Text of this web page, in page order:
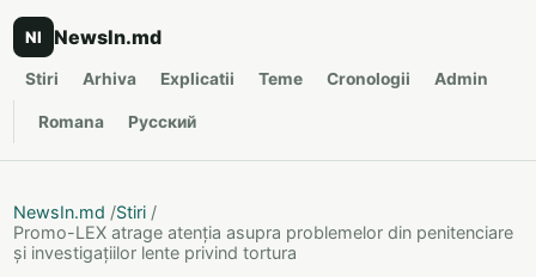
NI NewsIn.md
Stiri Arhiva Explicatii Teme Cronologii Admin
Romana Русский
NewsIn.md /Stiri /
Promo-LEX atrage atenția asupra problemelor din penitenciare
și investigațiilor lente privind tortura